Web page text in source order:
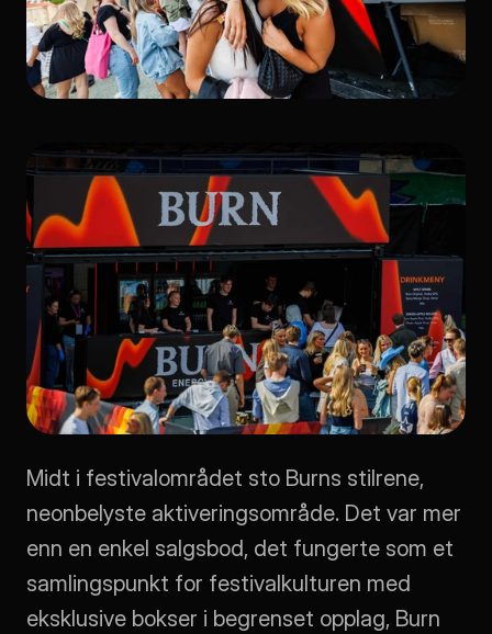
Midt i festivalområdet sto Burns stilrene,
neonbelyste aktiveringsområde. Det var mer
enn en enkel salgsbod, det fungerte som et
samlingspunkt for festivalkulturen med
eksklusive bokser i begrenset opplag, Burn